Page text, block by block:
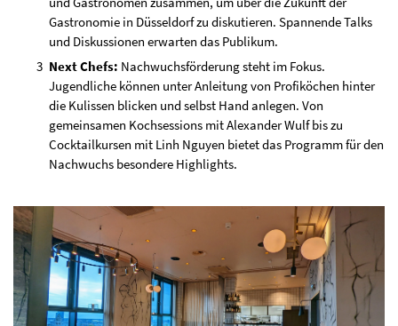
Gastronomie in Düsseldorf zu diskutieren. Spannende Talks
und Diskussionen erwarten das Publikum.
Next Chefs: Nachwuchsförderung steht im Fokus.
Jugendliche können unter Anleitung von Profiköchen hinter
die Kulissen blicken und selbst Hand anlegen. Von
gemeinsamen Kochsessions mit Alexander Wulf bis zu
Cocktailkursen mit Linh Nguyen bietet das Programm für den
Nachwuchs besondere Highlights.